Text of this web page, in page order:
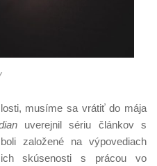
musíme sa vrátiť do mája
uverejnil sériu článkov s
založené na výpovediach
skúsenosti s prácou vo